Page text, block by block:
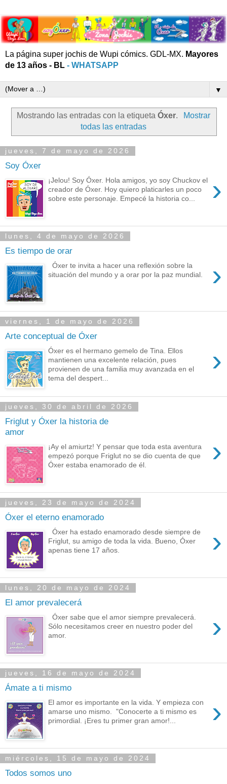
La página super jochis de Wupi cómics. GDL-MX. Mayores
de 13 años - BL - WHATSAPP
▼
Mostrando las entradas con la etiquetaÓxer.
Mostrar
todas las entradas
jueves, 7 de mayo de 2026
Soy Óxer
›
¡Jelou! Soy Óxer. Hola amigos, yo soy Chuckov el
creador de Óxer. Hoy quiero platicarles un poco
sobre este personaje. Empecé la historia co...
lunes, 4 de mayo de 2026
Es tiempo de orar
›
Óxer te invita a hacer una reflexión sobre la
situación del mundo y a orar por la paz mundial.
viernes, 1 de mayo de 2026
Arte conceptual de Óxer
›
Óxer es el hermano gemelo de Tina. Ellos
mantienen una excelente relación, pues
provienen de una familia muy avanzada en el
tema del despert...
jueves, 30 de abril de 2026
Friglut y Óxer la historia de
amor
›
¡Ay el amiurtz! Y pensar que toda esta aventura
empezó porque Friglut no se dio cuenta de que
Óxer estaba enamorado de él.
jueves, 23 de mayo de 2024
Óxer el eterno enamorado
›
Óxer ha estado enamorado desde siempre de
Friglut, su amigo de toda la vida. Bueno, Óxer
apenas tiene 17 años.
lunes, 20 de mayo de 2024
El amor prevalecerá
›
Óxer sabe que el amor siempre prevalecerá.
Sólo necesitamos creer en nuestro poder del
amor.
jueves, 16 de mayo de 2024
Ámate a ti mismo
›
El amor es importante en la vida. Y empieza con
amarse uno mismo. "Conocerte a ti mismo es
primordial. ¡Eres tu primer gran amor!...
miércoles, 15 de mayo de 2024
Todos somos uno